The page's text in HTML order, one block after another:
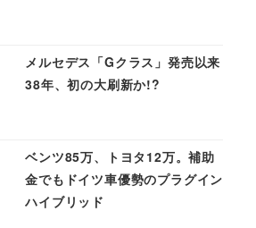
メルセデス「Gクラス」発売以来
38年、初の大刷新か!?
ベンツ85万、トヨタ12万。補助
金でもドイツ車優勢のプラグイン
ハイブリッド